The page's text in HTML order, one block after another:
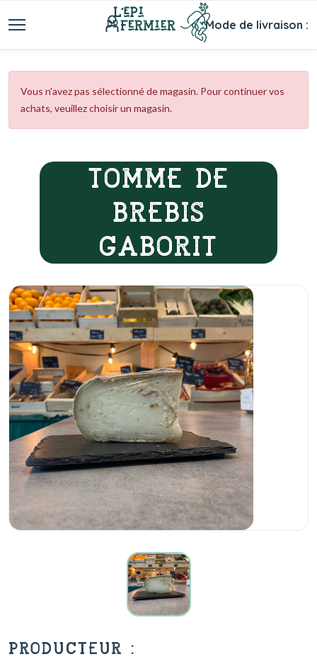
Mode de livraison :
Vous n'avez pas sélectionné de magasin. Pour continuer vos
achats, veuillez choisir un magasin.
TOMME DE
BREBIS
GABORIT
PRODUCTEUR :